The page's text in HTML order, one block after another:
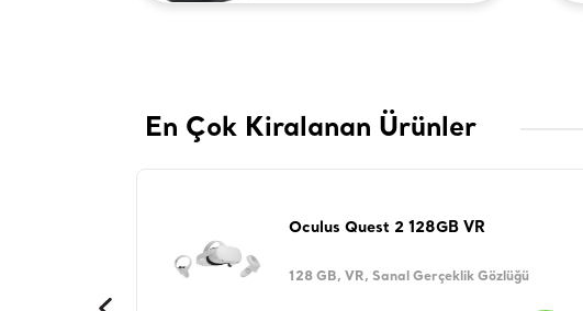
En Çok Kiralanan Ürünler
Oculus Quest 2 128GB VR
128 GB, VR, Sanal Gerçeklik Gözlüğü